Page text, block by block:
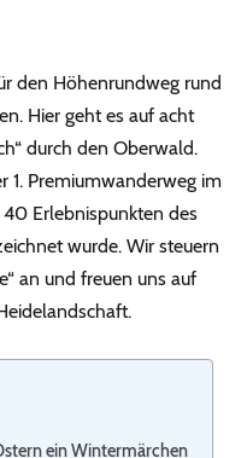
den Höhenrundweg rund
Hier geht es auf acht
durch den Oberwald.
1. Premiumwanderweg im
Erlebnispunkten des
wurde. Wir steuern
an und freuen uns auf
ein Wintermärchen